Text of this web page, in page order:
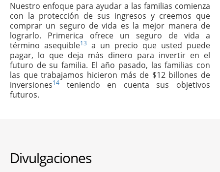
Nuestro enfoque para ayudar a las familias comienza
con la protección de sus ingresos y creemos que
comprar un seguro de vida es la mejor manera de
lograrlo. Primerica ofrece un seguro de vida a
término asequible13 a un precio que usted puede
pagar, lo que deja más dinero para invertir en el
futuro de su familia. El año pasado, las familias con
las que trabajamos hicieron más de $12 billones de
inversiones14
teniendo en cuenta sus objetivos
futuros.
Divulgaciones